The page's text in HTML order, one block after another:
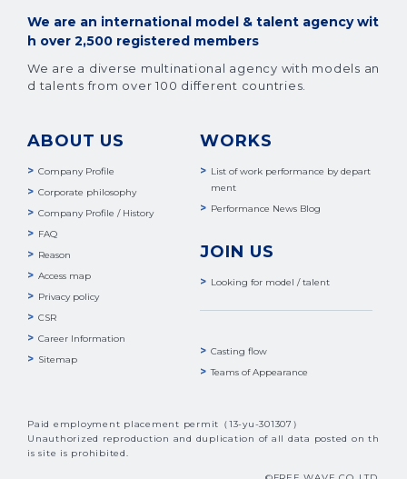
We are an international model & talent agency wit
h over 2,500 registered members
We are a diverse multinational agency with models an
d talents from over 100 different countries.
ABOUT US
Company Profile
Corporate philosophy
Company Profile / History
FAQ
Reason
Access map
Privacy policy
CSR
Career Information
Sitemap
WORKS
List of work performance by depart
ment
Performance News Blog
JOIN US
Looking for model / talent
Casting flow
Teams of Appearance
Paid employment placement permit（13-yu-301307）
Unauthorized reproduction and duplication of all data posted on th
is site is prohibited.